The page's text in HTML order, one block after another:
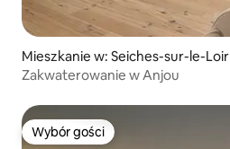
Mieszkanie w: Seiches-sur-le-Loir
Zakwaterowanie w Anjou
Wybór gości
Wybór gości